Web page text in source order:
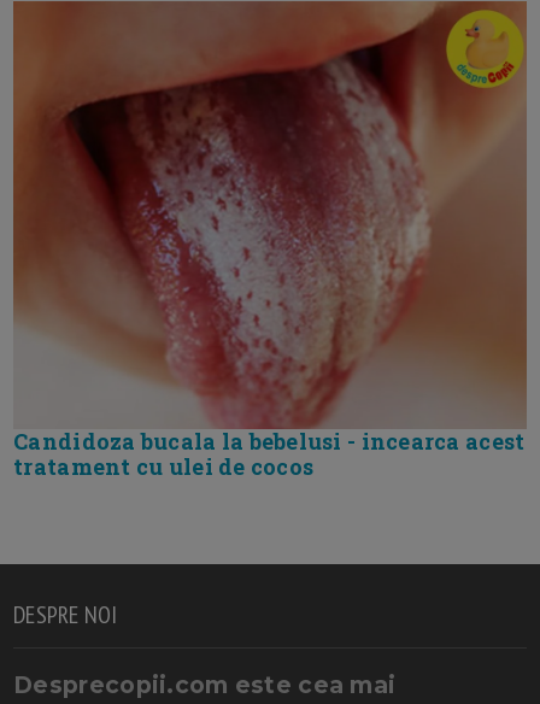
Candidoza bucala la bebelusi - incearca acest
tratament cu ulei de cocos
DESPRE NOI
Desprecopii.com este cea mai